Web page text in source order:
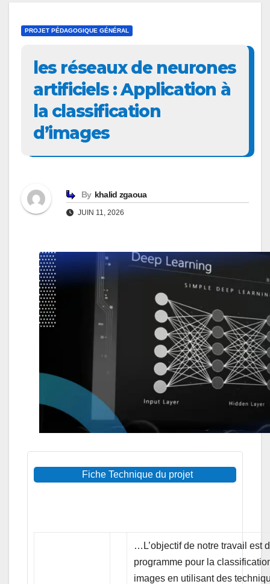
PROJET PÉDAGOGIQUE GÉNÉRAL
les réseaux de neurones
artificiels : Application à
la classification
d’images
By khalid zgaoua
JUIN 11, 2026
Fiche Technique du projet
…L’objectif de notre travail est
programme pour la
images en utilisant des